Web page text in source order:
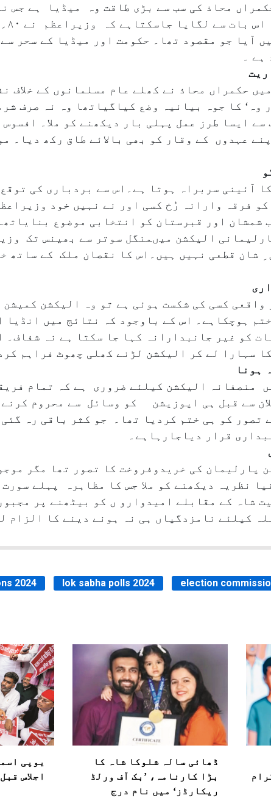
میں حکمراں محاذ کی سب سے بڑی طاقت وہ میڈیا ہے
آیا جو مقصود تھا۔ حکومت اور میڈیا کے سحر
ہے ۔
حکمراں محاذ نے کھلے عام مسلمانوں کے خلاف
وہ‘ کا جوہ بیانیہ وضع کیاگیاتھا وہ نہ صرف
ایسا طرز عمل پہلی بار دیکھنے کو ملا۔
عہدوں کے وقار کو بھی بالائے طاق رکھ دیا۔
آئینی سربراہ ہوتا ہے۔اس سے بردباری کی
شمشان اور قبرستان کو انتخابی موضوع
الیکشن میںمنگل سوتر سے بھینس تک
شان قطعی نہیں ہیں۔اس کا نقصان ملک کے ساتھ
واقعی کسی کی شکست ہوئی ہے تو وہ الیکشن
ہوچکاہے۔ اس کے باوجود کہ نتائج میں
کو غیر جانبدارانہ کہا جا سکتا ہے نہ
سہارا لے کر الیکشن لڑنے کھلی چھوٹ فراہم
ہونا
منصفانہ الیکشن کیلئے ضروری ہے کہ تمام
سے قبل ہی اپوزیشن کو وسائل سے محروم
تصور کو ہی ختم کردیا تھا۔ جو کثر باقی رہ
قرار دیاجارہاہے۔
پارلیمان کی خریدوفروخت کا تصور تھا مگر
نیا نظریہ دیکھنے کو ملا جس کا مظاہرہ پہلے
شاہ کے مقابلے امیدوارو ں کو بیٹھنے پر
کیلئے نامزدگیاں ہی نہ ہونے دینے کا الزام
2024 lok sabha polls 2024 election
ڈھائی سالہ شلوکا شاہ کا
بڑا کارنامہ، ’بک آف ورلڈ
ریکارڈز‘ میں نام درج
یوپی
اجلاس